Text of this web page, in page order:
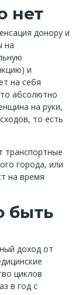
нет
донору и
на
и
на себя
абсолютно
на руки,
то есть
транспортные
города, или
на время
быть
доход от
циклов
в год с